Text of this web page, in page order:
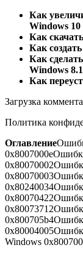
Как
Windows 10
Как
Как
Как
Windows 8.1
Как
Загрузка
Политика
Оглавление
0x8007000e
0x80070002
0x80070003
0x80240034
0x80070422
0x80073712
0x800705b4
0x80004005
Windows